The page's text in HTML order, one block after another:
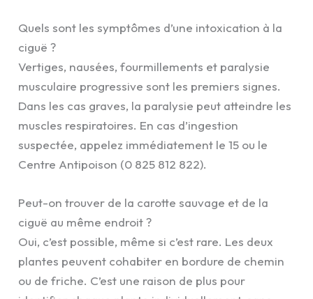
Quels sont les symptômes d’une intoxication à la
ciguë ?
Vertiges, nausées, fourmillements et paralysie
musculaire progressive sont les premiers signes.
Dans les cas graves, la paralysie peut atteindre les
muscles respiratoires. En cas d’ingestion
suspectée, appelez immédiatement le 15 ou le
Centre Antipoison (0 825 812 822).
Peut-on trouver de la carotte sauvage et de la
ciguë au même endroit ?
Oui, c’est possible, même si c’est rare. Les deux
plantes peuvent cohabiter en bordure de chemin
ou de friche. C’est une raison de plus pour